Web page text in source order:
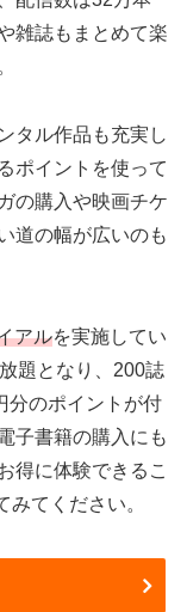
雑誌もまとめて楽
タル作品も充実し
ポイントを使って
の購入や映画チケ
道の幅が広いのも
アルを実施してい
題となり、200誌
分のポイントが付
子書籍の購入にも
得に体験できるこ
てください。